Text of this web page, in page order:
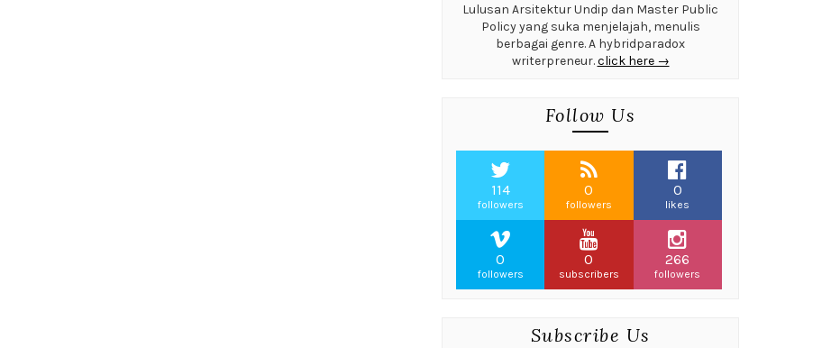
Lulusan Arsitektur Undip dan Master Public
Policy yang suka menjelajah, menulis
berbagai genre. A hybridparadox
writerpreneur.click here →
Follow Us
114
followers
0
followers
0
likes
0
followers
0
subscribers
266
followers
Subscribe Us